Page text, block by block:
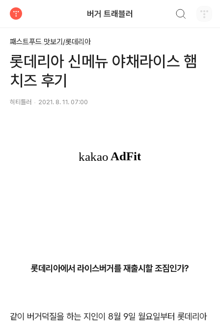
버거 트래블러
패스트푸드 맛보기/롯데리아
롯데리아 신메뉴 야채라이스 햄
치즈 후기
히티틀러 2021. 8. 11. 07:00
롯데리아에서 라이스버거를 재출시할 조짐인가?
같이 버거덕질을 하는 지인이 8월 9일 월요일부터 롯데리아